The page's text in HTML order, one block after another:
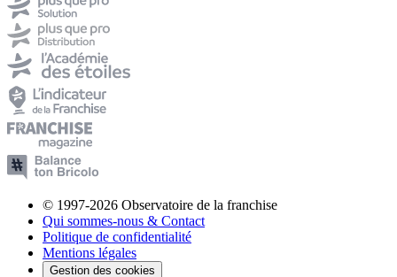
© 1997-2026 Observatoire de la franchise
Qui sommes-nous & Contact
Politique de confidentialité
Mentions légales
Gestion des cookies